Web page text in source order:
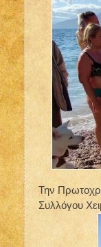
Την
Συλλόγου